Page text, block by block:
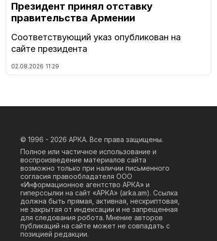
Президент принял отставку
правительства Армении
Соответствующий указ опубликован на
сайте президента
02.08.2026 11:29
© 1996 - 2026 АРКА. Все права защищены.
Полное или частичное использование и
воспроизведение материалов сайта
возможно только при наличии письменного
согласия правообладателя ООО
«Информационное агентство АРКА» и
гиперссылки на сайт «АРКА» (arka.am). Ссылка
должна быть прямая, активная, нескриптовая,
не закрытая от индексации и не запрещенная
для следования робота. Мнение авторов
публикаций на сайте может не совпадать с
позицией редакции.